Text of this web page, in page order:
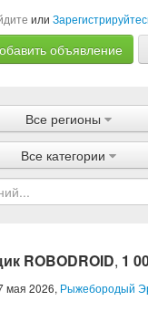
или
объявление
Объявления
Магазины
Услуги
Все регионы
Все категории
ROBODROID, 1
мая 2026, Рыжебородый